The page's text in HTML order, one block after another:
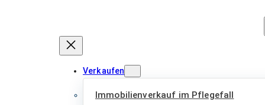
Verkaufen
Immobilienverkauf im Pflegefall